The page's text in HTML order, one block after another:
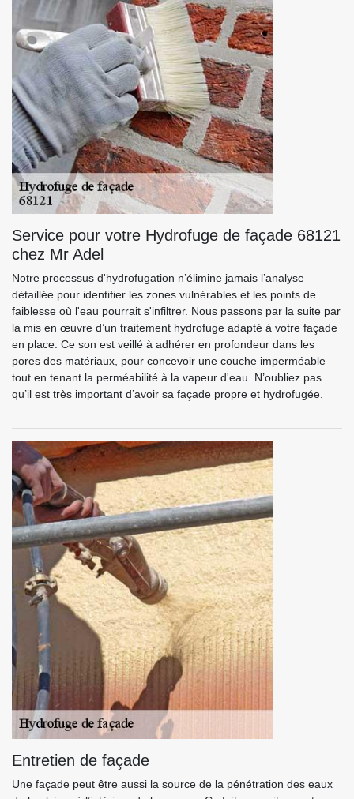
Service pour votre Hydrofuge de façade 68121
chez Mr Adel
Notre processus d'hydrofugation n’élimine jamais l’analyse
détaillée pour identifier les zones vulnérables et les points de
faiblesse où l'eau pourrait s'infiltrer. Nous passons par la suite par
la mis en œuvre d’un traitement hydrofuge adapté à votre façade
en place. Ce son est veillé à adhérer en profondeur dans les
pores des matériaux, pour concevoir une couche imperméable
tout en tenant la perméabilité à la vapeur d'eau. N’oubliez pas
qu’il est très important d’avoir sa façade propre et hydrofugée.
Entretien de façade
Une façade peut être aussi la source de la pénétration des eaux